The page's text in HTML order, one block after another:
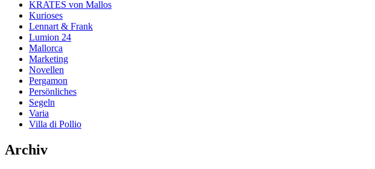
KRATES von Mallos
Kurioses
Lennart & Frank
Lumion 24
Mallorca
Marketing
Novellen
Pergamon
Persönliches
Segeln
Varia
Villa di Pollio
Archiv